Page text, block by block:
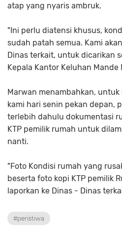
atap yang nyaris ambruk.
"Ini perlu diatensi khusus,
sudah patah semua. Kami
Dinas terkait, untuk dicarikan
Kepala Kantor Keluhan Mande
Marwan menambahkan,
kami hari senin pekan depan,
terlebih dahulu dokumentasi
KTP pemilik rumah untuk
nanti.
"Foto Kondisi rumah yang
beserta foto kopi KTP pemilik
laporkan ke Dinas - Dinas
#peristiwa